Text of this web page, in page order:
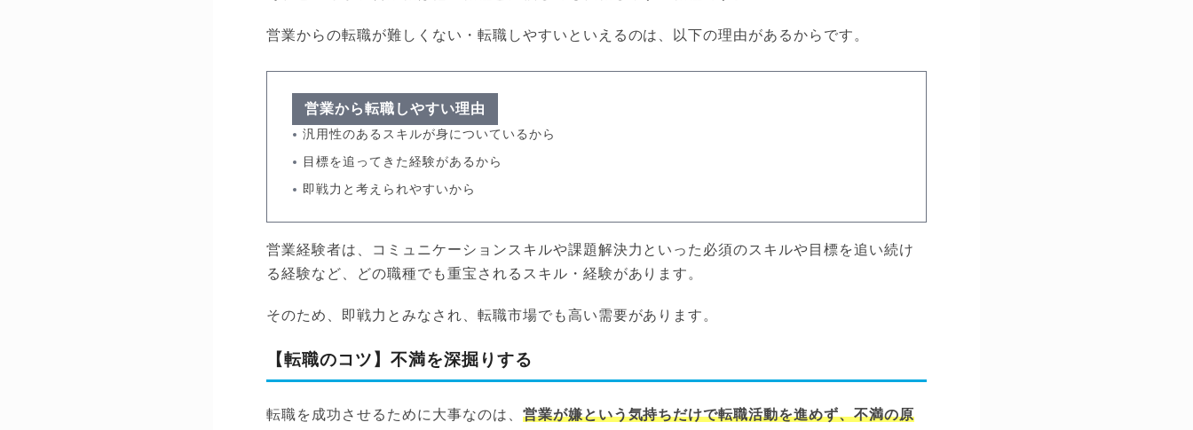
営業からの転職が難しくない・転職しやすいといえるのは、以下の理由があるからです。
営業から転職しやすい理由
汎用性のあるスキルが身についているから
目標を追ってきた経験があるから
即戦力と考えられやすいから
営業経験者は、コミュニケーションスキルや課題解決力といった必須のスキルや目標を追い続け
る経験など、どの職種でも重宝されるスキル・経験があります。
そのため、即戦力とみなされ、転職市場でも高い需要があります。
【転職のコツ】不満を深掘りする
転職を成功させるために大事なのは、 営業が嫌という気持ちだけで転職活動を進めず、不満の原